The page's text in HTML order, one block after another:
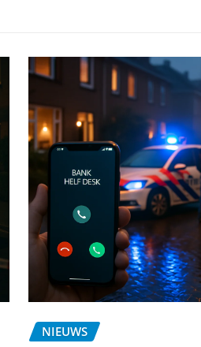
NIEUWS